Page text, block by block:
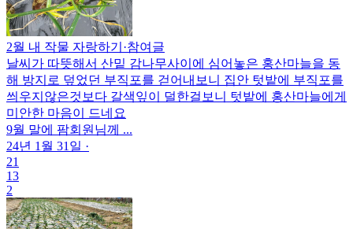
2월 내 작물 자랑하기 ·참여글
날씨가 따뜻해서 산밑 감나무사이에 심어놓은 홍산마늘을 동
해 방지로 덮었던 부직포를 걷어내보니 집안 텃밭에 부직포를
씌우지않은것보다 갈색잎이 덜한걸보니 텃밭에 홍산마늘에게
미안한 마음이 드네요
9월 말에 팜회원님께 ...
24년 1월 31일 ·
21
13
2